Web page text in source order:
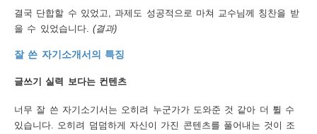
결국 단합할 수 있었고, 과제도 성공적으로 마쳐 교수님께 칭찬을 받
을 수 있었습니다. (결과)
잘 쓴 자기소개서의 특징
글쓰기 실력 보다는 컨텐츠
너무 잘 쓴 자기소기서는 오히려 누군가가 도와준 것 같아 더 튈 수
있습니다. 오히려 덤덤하게 자신이 가진 콘텐츠를 풀어내는 것이 조